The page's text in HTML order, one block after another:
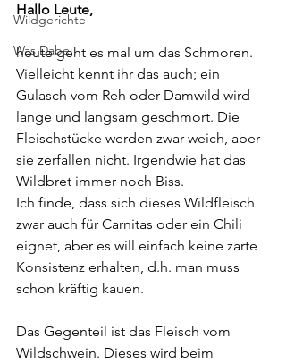
Wildgerichte
Was Dabei
Hallo Leute,
heute geht es mal um das Schmoren.
Vielleicht kennt ihr das auch; ein
Gulasch vom Reh oder Damwild wird
lange und langsam geschmort. Die
Fleischstücke werden zwar weich, aber
sie zerfallen nicht. Irgendwie hat das
Wildbret immer noch Biss.
Ich finde, dass sich dieses Wildfleisch
zwar auch für Carnitas oder ein Chili
eignet, aber es will einfach keine zarte
Konsistenz erhalten, d.h. man muss
schon kräftig kauen.
Das Gegenteil ist das Fleisch vom
Wildschwein. Dieses wird beim